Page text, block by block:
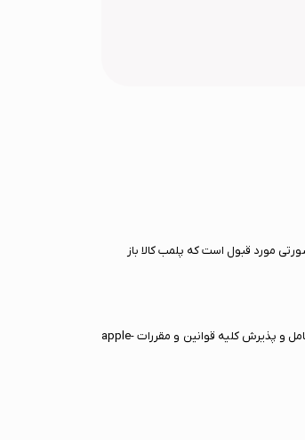
مورد قبول است که پلمب کالا باز
در اِن آی سی اعتماد شما برای ما بسیار حائز اهمیت است به همین دلیل قوانینی به منظور ارائه هر چه بهتر خدمات وضع شده که استفاده از تمامی آن‌ها به معنای آگاهی کامل و پذیرش کلیه قوانین و مقررات apple-